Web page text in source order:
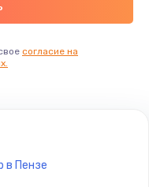
согласие на
в Пензе